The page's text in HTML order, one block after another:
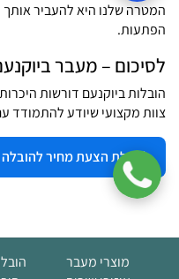
המטרה שלנו היא להעביר
הפתעות.
לסיכום – מעבר
הובלות ביוקנעם דורשות
צוות מקצועי שיודע להתמודד
לקבלת הצעת מחיר להובלה
מוצרי מעבר